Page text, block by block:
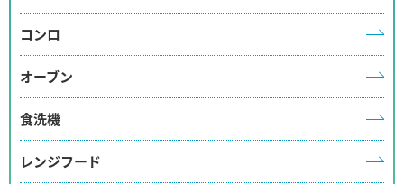
コンロ
オーブン
食洗機
レンジフード